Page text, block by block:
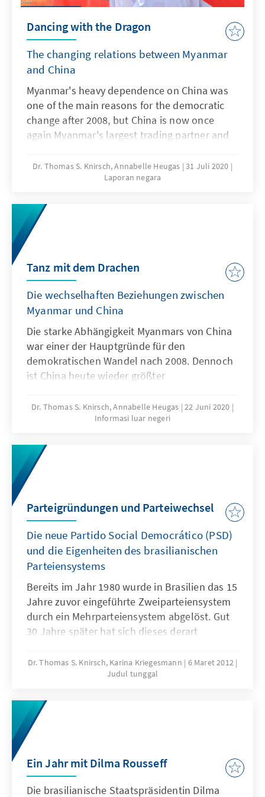
Dancing with the Dragon
The changing relations between Myanmar
and China
Myanmar's heavy dependence on China was
one of the main reasons for the democratic
change after 2008, but China is now once
again Myanmar's largest trading partner and
geostrategic importance for China and is a
central building block of the Belt and Road
remain a difficult balancing act between its
foreign and its own interests in the future.
Dr. Thomas S. Knirsch, Annabelle Heugas 31 Juli 2020
Laporan negara
Tanz mit dem Drachen
Die wechselhaften Beziehungen zwischen
Myanmar und China
Die starke Abhängigkeit Myanmars von China
war einer der Hauptgründe für den
demokratischen Wandel nach 2008. Dennoch
ist China heute wieder größter
Land hat eine herausragende geostrategische
Bedeutung für China und ist zentraler
Beziehungen zu China bleiben auch in
Zukunft ein schwieriger Balanceakt zwischen
eigenen und fremden Interessen.
Dr. Thomas S. Knirsch, Annabelle Heugas 22 Juni 2020
Informasi luar negeri
Parteigründungen und Parteiwechsel
Die neue Partido Social Democrático (PSD)
und die Eigenheiten des brasilianischen
Parteiensystems
Bereits im Jahr 1980 wurde in Brasilien das 15
Jahre zuvor eingeführte Zweiparteiensystem
durch ein Mehrparteiensystem abgelöst. Gut
30 Jahre später hat sich dieses derart
Regierungsallianz fast 20 Parteien vertreten
sein können . Das Parteiengesetz lässt es zu,
anderen abspalten oder auch wieder von der
politischen Bühne verschwinden können.
Dr. Thomas S. Knirsch, Karina Kriegesmann
6 Maret 2012
Judul tunggal
Ein Jahr mit Dilma Rousseff
Die brasilianische Staatspräsidentin Dilma